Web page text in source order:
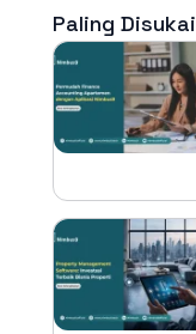
Paling Disukai